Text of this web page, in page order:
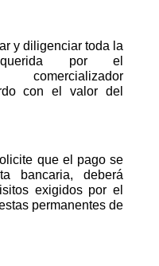
y diligenciar toda la
por el
con el valor del
que el pago se
bancaria, deberá
exigidos por el
permanentes de